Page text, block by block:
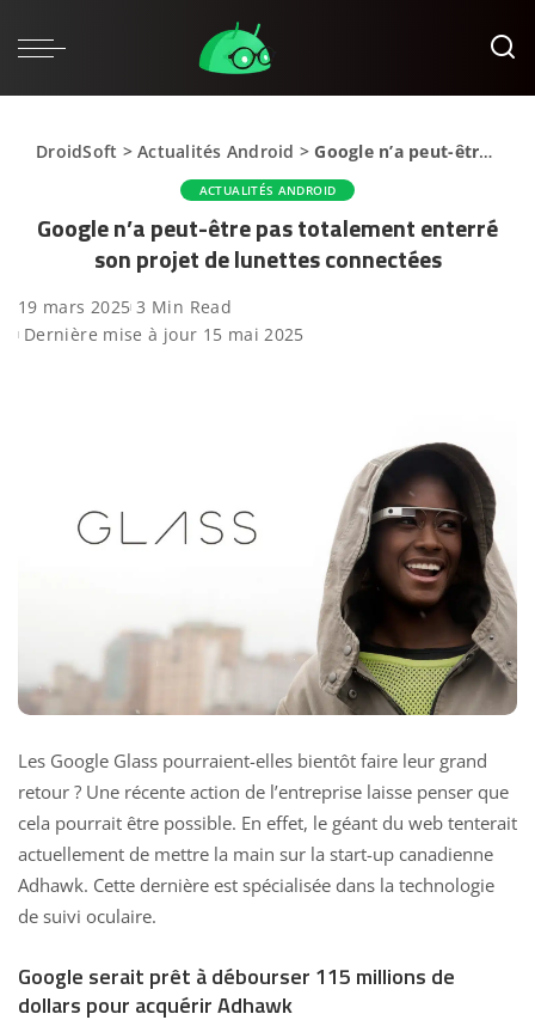
DroidSoft >Actualités Android >Google n’a peut-être pas totalement enterré son projet de lunettes connectées
ACTUALITÉS ANDROID
Google n’a peut-être pas totalement enterré
son projet de lunettes connectées
19 mars 2025 3 Min Read
Dernière mise à jour 15 mai 2025
Les Google Glass pourraient-elles bientôt faire leur grand
retour ? Une récente action de l’entreprise laisse penser que
cela pourrait être possible. En effet, le géant du web tenterait
actuellement de mettre la main sur la start-up canadienne
Adhawk. Cette dernière est spécialisée dans la technologie
de suivi oculaire.
Google serait prêt à débourser 115 millions de
dollars pour acquérir Adhawk